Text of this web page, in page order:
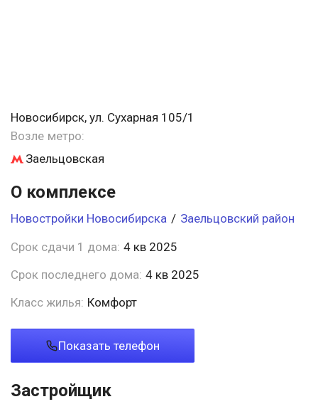
Новосибирск, ул. Сухарная 105/1
Возле метро:
Заельцовская
О комплексе
Новостройки Новосибирска / Заельцовский район
Срок сдачи 1 дома: 4 кв 2025
Срок последнего дома: 4 кв 2025
Класс жилья: Комфорт
Показать телефон
Застройщик